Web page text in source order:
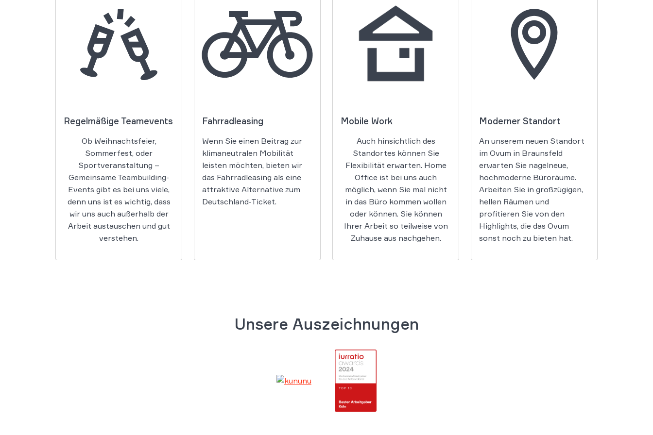
Regelmäßige Teamevents
Ob Weihnachtsfeier,
Sommerfest, oder
Sportveranstaltung –
Gemeinsame Teambuilding-
Events gibt es bei uns viele,
denn uns ist es wichtig, dass
wir uns auch außerhalb der
Arbeit austauschen und gut
verstehen.
Fahrradleasing
Wenn Sie einen Beitrag zur
klimaneutralen Mobilität
leisten möchten, bieten wir
das Fahrradleasing als eine
attraktive Alternative zum
Deutschland-Ticket.
Mobile Work
Auch hinsichtlich des
Standortes können Sie
Flexibilität erwarten. Home
Office ist bei uns auch
möglich, wenn Sie mal nicht
in das Büro kommen wollen
oder können. Sie können
Ihrer Arbeit so teilweise von
Zuhause aus nachgehen.
Moderner Standort
An unserem neuen Standort
im Ovum in Braunsfeld
erwarten Sie nagelneue,
hochmoderne Büroräume.
Arbeiten Sie in großzügigen,
hellen Räumen und
profitieren Sie von den
Highlights, die das Ovum
sonst noch zu bieten hat.
Unsere Auszeichnungen